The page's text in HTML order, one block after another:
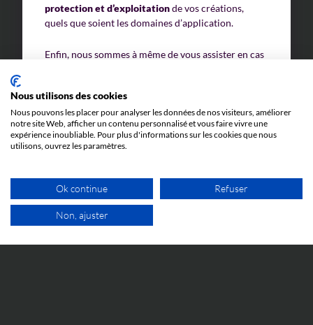
protection et d’exploitationde vos créations,
quels que soient les domaines d’application.
Enfin, nous sommes à même de vous assister en cas
contrefaçonou de
de toutedémarche transactionnelleliées à des
actions précontentieuses ou contentieuses.
Nos Conseils vous assistent dans
Nous utilisons des cookies
Nous pouvons les placer pour analyser les données de nos visiteurs, améliorer
notre site Web, afficher un contenu personnalisé et vous faire vivre une
expérience inoubliable. Pour plus d'informations sur les cookies que nous
utilisons, ouvrez les paramètres.
Ok continue Refuser
Non, ajuster